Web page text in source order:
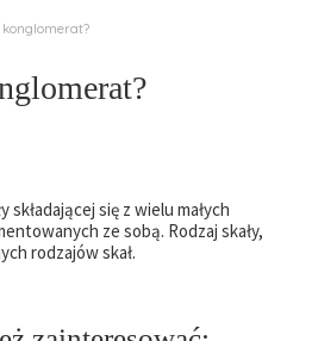
konglomerat?
się z wielu małych
ze sobą. Rodzaj skały,
rodzajów skał.